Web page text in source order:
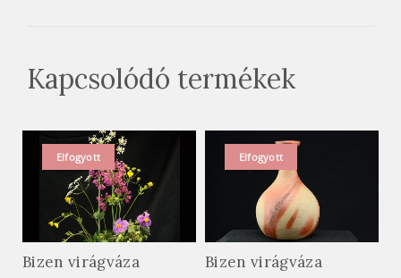
Kapcsolódó termékek
Elfogyott
Bizen virágváza
Elfogyott
Bizen virágváza